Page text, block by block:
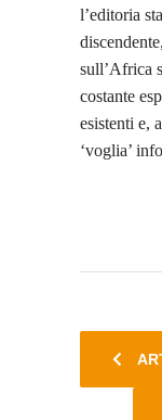
l’editoria
sull’Africa
costante
esistenti e,
‘voglia’